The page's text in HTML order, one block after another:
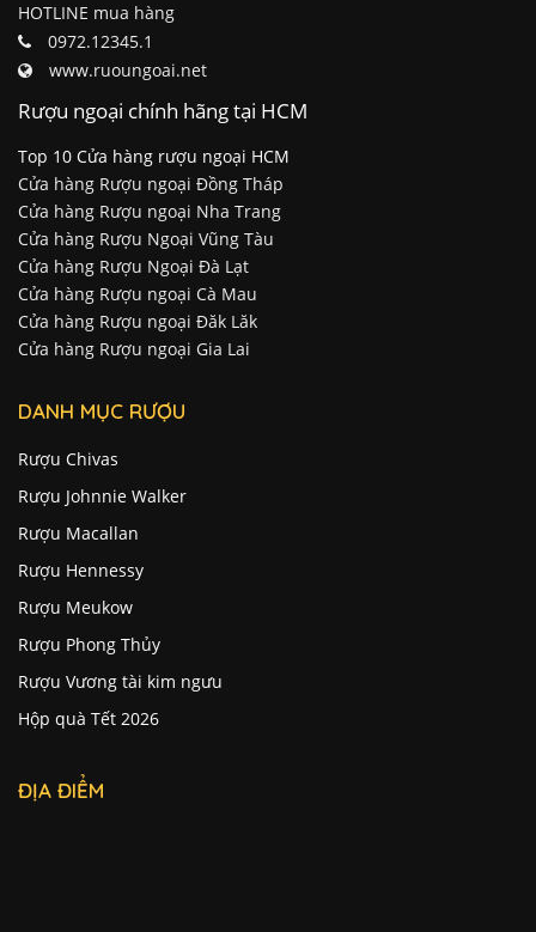
HOTLINE mua hàng
0972.12345.1
www.ruoungoai.net
Rượu ngoại chính hãng tại HCM
Top 10 Cửa hàng rượu ngoại HCM
Cửa hàng Rượu ngoại Đồng Tháp
Cửa hàng Rượu ngoại Nha Trang
Cửa hàng Rượu Ngoại Vũng Tàu
Cửa hàng Rượu Ngoại Đà Lạt
Cửa hàng Rượu ngoại Cà Mau
Cửa hàng Rượu ngoại Đăk Lăk
Cửa hàng Rượu ngoại Gia Lai
DANH MỤC RƯỢU
Rượu Chivas
Rượu Johnnie Walker
Rượu Macallan
Rượu Hennessy
Rượu Meukow
Rượu Phong Thủy
Rượu Vương tài kim ngưu
Hộp quà Tết 2026
ĐỊA ĐIỂM